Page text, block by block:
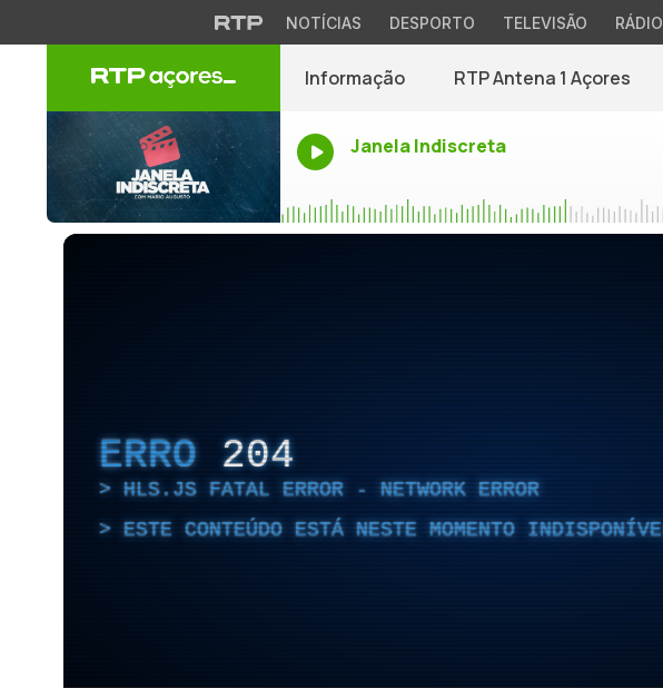
NOTÍCIAS DESPORTO TELEVISÃO RÁDIO
Informação RTP Antena 1 Açores
Janela Indiscreta
ERRO 204
HLS.JS FATAL ERROR - NETWORK ERROR
ESTE CONTEÚDO ESTÁ NESTE MOMENTO